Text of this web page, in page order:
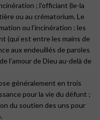
; l’officiant (le-la
ou au crématorium. Le
ou l’incinération : les
(qui est entre les mains de
aux endeuillés de paroles
l’amour de Dieu au-delà de
généralement en trois
pour la vie du défunt ;
du soutien des uns pour